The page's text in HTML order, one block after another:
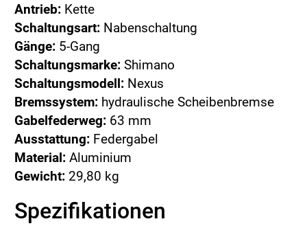
Antrieb: Kette
Schaltungsart: Nabenschaltung
Gänge: 5-Gang
Schaltungsmarke: Shimano
Schaltungsmodell: Nexus
Bremssystem: hydraulische Scheibenbremse
Gabelfederweg: 63 mm
Ausstattung: Federgabel
Material: Aluminium
Gewicht: 29,80 kg
Spezifikationen